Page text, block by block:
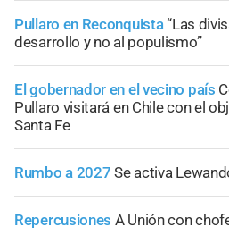
Pullaro en Reconquista“Las
desarrollo y no al populismo”
El gobernador en el vecino país
Pullaro visitará en Chile con el
Santa Fe
Rumbo a 2027 Se activa
Repercusiones A Unión con